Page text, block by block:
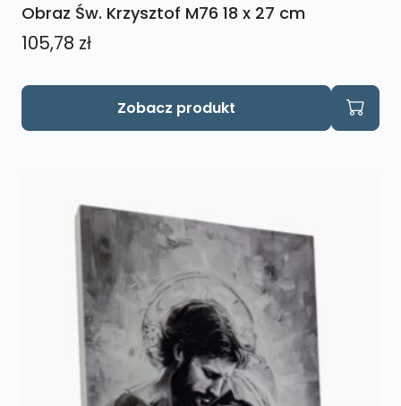
Obraz Św. Krzysztof M76 18 x 27 cm
105,78 zł
Zobacz produkt